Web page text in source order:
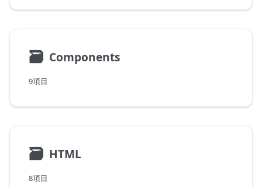
🗃 Components
9項目
🗃 HTML
8項目